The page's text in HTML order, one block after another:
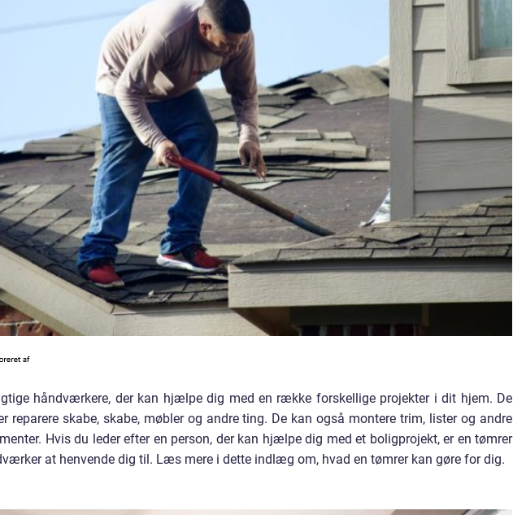
håndværkere, der kan hjælpe dig med en række forskellige projekter i dit hjem. De
reparere skabe, skabe, møbler og andre ting. De kan også montere trim, lister og andre
Hvis du leder efter en person, der kan hjælpe dig med et boligprojekt, er en tømrer
at henvende dig til. Læs mere i dette indlæg om, hvad en tømrer kan gøre for dig.